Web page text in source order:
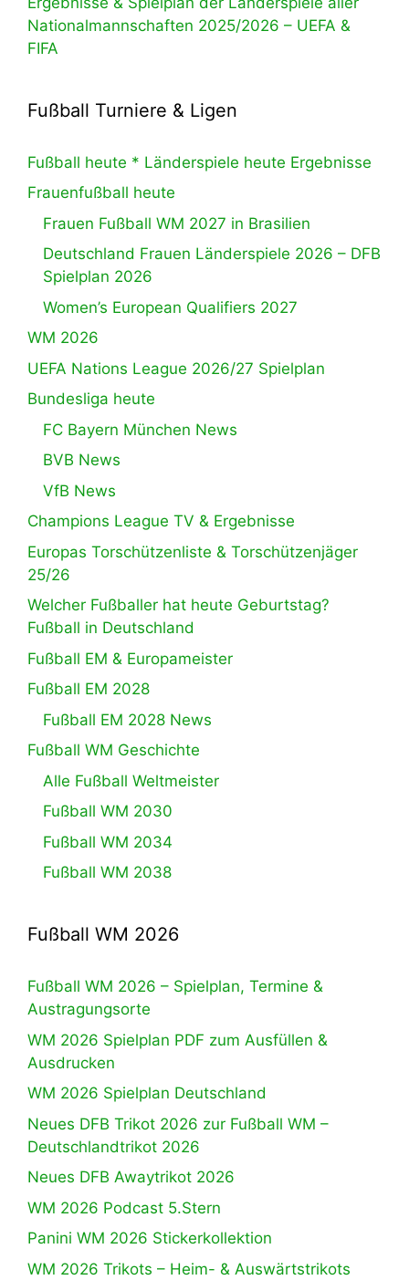
Nationalmannschaften 2025/2026 – UEFA &
FIFA
Fußball Turniere & Ligen
Fußball heute * Länderspiele heute Ergebnisse
Frauenfußball heute
Frauen Fußball WM 2027 in Brasilien
Deutschland Frauen Länderspiele 2026 – DFB
Spielplan 2026
Women’s European Qualifiers 2027
WM 2026
UEFA Nations League 2026/27 Spielplan
Bundesliga heute
FC Bayern München News
BVB News
VfB News
Champions League TV & Ergebnisse
Europas Torschützenliste & Torschützenjäger
25/26
Welcher Fußballer hat heute Geburtstag?
Fußball in Deutschland
Fußball EM & Europameister
Fußball EM 2028
Fußball EM 2028 News
Fußball WM Geschichte
Alle Fußball Weltmeister
Fußball WM 2030
Fußball WM 2034
Fußball WM 2038
Fußball WM 2026
Fußball WM 2026 – Spielplan, Termine &
Austragungsorte
WM 2026 Spielplan PDF zum Ausfüllen &
Ausdrucken
WM 2026 Spielplan Deutschland
Neues DFB Trikot 2026 zur Fußball WM –
Deutschlandtrikot 2026
Neues DFB Awaytrikot 2026
WM 2026 Podcast 5.Stern
Panini WM 2026 Stickerkollektion
WM 2026 Trikots – Heim- & Auswärtstrikots